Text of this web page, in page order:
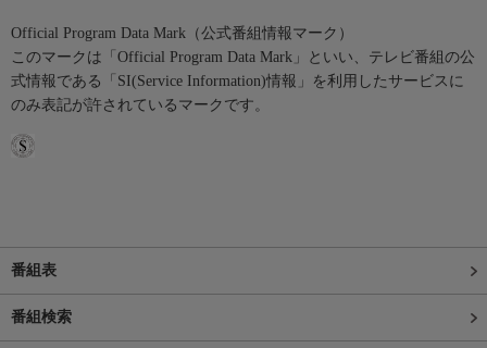
Official Program Data Mark（公式番組情報マーク）
このマークは「Official Program Data Mark」といい、テレビ番組の公
式情報である「SI(Service Information)情報」を利用したサービスに
のみ表記が許されているマークです。
番組表
番組検索